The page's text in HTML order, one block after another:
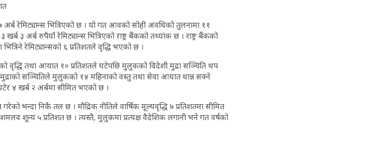
रेमिट्यान्स भित्रिएको छ । यो गत आवको सोही अवधिको तुलनामा ११
३ अर्ब रुपैयाँ रेमिट्यान्स भित्रिएको राष्ट्र बैंकको तथ्यांक छ । राष्ट्र बैंकको
रेमिट्यान्सको ६ प्रतिशतले वृद्धि भएको छ ।
वृद्धि तथा आयात १० प्रतिशतले घटेपछि मुलुकको विदेशी मुद्रा सञ्चिति थप
सञ्चितिले मुलुकको १४ महिनाको वस्तु तथा सेवा आयात धान्न सक्ने
४ खर्ब २ अर्बमा सीमित भएको छ ।
गरेको भन्दा निकै तल छ । मौद्रिक नीतिले वार्षिक मूल्यवृद्धि ७ प्रतिशतमा सीमित
शून्य ५ प्रतिशत छ । त्यस्तै, मुलुकमा प्रत्यक्ष वैदेशिक लगानी भने गत वर्षको